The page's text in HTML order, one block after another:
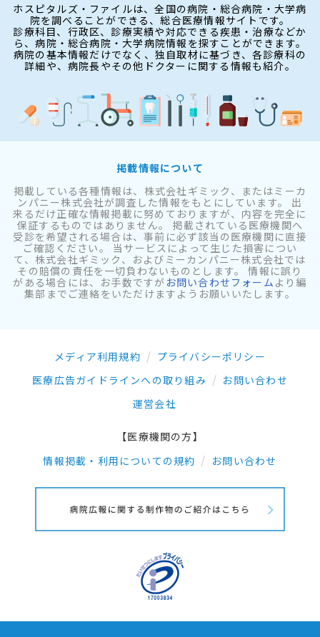
ホスピタルズ・ファイルは、全国の病院・総合病院・大学病
院を調べることができる、総合医療情報サイトです。
診療科目、行政区、診療実績や対応できる疾患・治療などか
ら、病院・総合病院・大学病院情報を探すことができます。
病院の基本情報だけでなく、独自取材に基づき、各診療科の
詳細や、病院長やその他ドクターに関する情報も紹介。
掲載情報について
掲載している各種情報は、株式会社ギミック、またはミーカ
ンパニー株式会社が調査した情報をもとにしています。 出
来るだけ正確な情報掲載に努めておりますが、内容を完全に
保証するものではありません。 掲載されている医療機関へ
受診を希望される場合は、事前に必ず該当の医療機関に直接
ご確認ください。 当サービスによって生じた損害につい
て、株式会社ギミック、およびミーカンパニー株式会社では
その賠償の責任を一切負わないものとします。 情報に誤り
がある場合には、お手数ですが お問い合わせフォーム より編
集部までご連絡をいただけますようお願いいたします。
メディア利用規約
プライバシーポリシー
医療広告ガイドラインへの取り組み
お問い合わせ
運営会社
【医療機関の方】
情報掲載・利用についての規約
お問い合わせ